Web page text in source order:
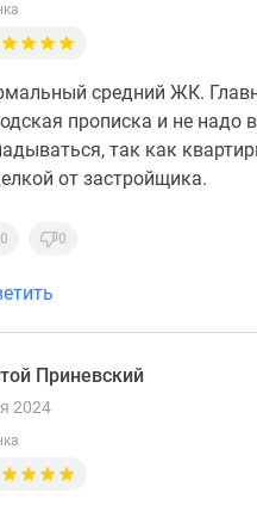
средний ЖК.
прописка и не надо
так как
от застройщика.
0 0
Приневский
2024